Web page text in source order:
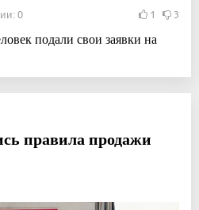
0 1 3
подали свои заявки на
правила продажи